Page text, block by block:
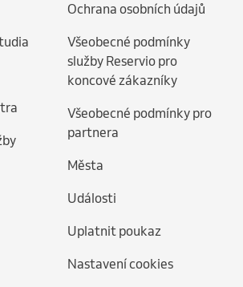
Ochrana osobních údajů
Všeobecné podmínky
služby Reservio pro
koncové zákazníky
Všeobecné podmínky pro
partnera
Města
Události
Uplatnit poukaz
Nastavení cookies